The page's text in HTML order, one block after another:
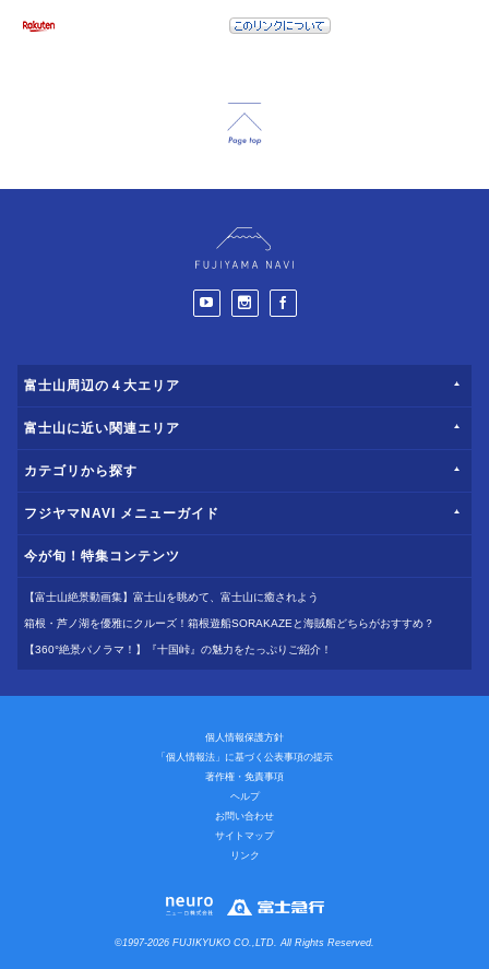
富士山周辺の４大エリア
富士山に近い関連エリア
カテゴリから探す
フジヤマNAVI メニューガイド
今が旬！特集コンテンツ
【富士山絶景動画集】富士山を眺めて、富士山に癒されよう
箱根・芦ノ湖を優雅にクルーズ！箱根遊船SORAKAZEと海賊船どちらがおすすめ？
【360°絶景パノラマ！】『十国峠』の魅力をたっぷりご紹介！
個人情報保護方針
「個人情報法」に基づく公表事項の提示
著作権・免責事項
ヘルプ
お問い合わせ
サイトマップ
リンク
©1997-2026 FUJIKYUKO CO.,LTD. All Rights Reserved.